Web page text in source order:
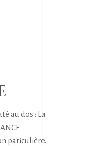
au dos : La
pariculière.